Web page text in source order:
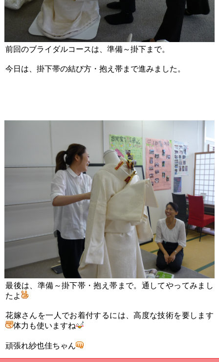
前回のブライダルコースは、準備～掛下まで。
今日は、掛下帯の結び方・抱え帯まで進みました。
最後は、準備～掛下帯・抱え帯まで。通してやってみまし
たよ
花嫁さんを一人でお着付するには、高度な技術を要します
体力も使いますね
頑張れ紗也佳ちゃん